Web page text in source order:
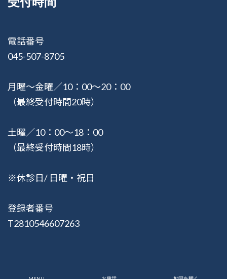
電話番号
045-507-8705
月曜〜金曜／10：00〜20：00
（最終受付時間20時）
土曜／10：00〜18：00
（最終受付時間18時）
※休診日/ 日曜・祝日
登録者番号
T2810546607263